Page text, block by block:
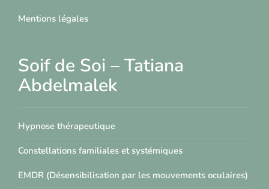
Mentions légales
Soif de Soi – Tatiana
Abdelmalek
Hypnose thérapeutique
Constellations familiales et systémiques
EMDR (Désensibilisation par les mouvements oculaires)